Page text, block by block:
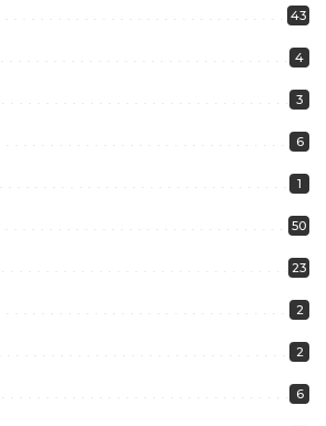
43
4
3
6
1
50
23
2
2
6